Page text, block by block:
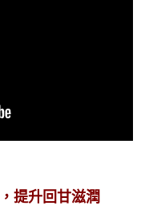
，提升回甘滋潤